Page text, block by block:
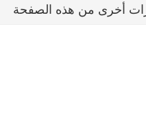
أخرى من هذه الصفحة